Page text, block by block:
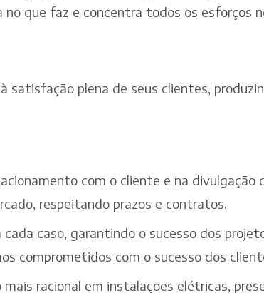
no que faz e concentra todos os esforços
satisfação plena de seus clientes,
com o cliente e na divulgação
respeitando prazos e contratos.
cada caso, garantindo o sucesso dos
comprometidos com o sucesso dos
racional em instalações elétricas,